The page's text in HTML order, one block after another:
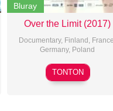
Bluray
Over the Limit (2017)
Documentary, Finland France
Germany, Poland
Marta
Prus
TONTON